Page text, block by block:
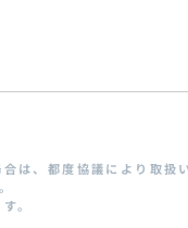
は、都度協議により取扱
。